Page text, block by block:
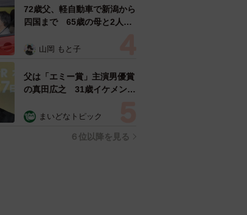
表の訴え
72歳父、軽自動車で新潟から
四国まで 65歳の母と2人で
憩まで分刻み… 「大学生で
山岡 もと子
父は「エミー賞」主演男優賞
の真田広之 31歳イケメン俳
「ガチヒロさんそっくり」
まいどなトピック
６位以降を見る